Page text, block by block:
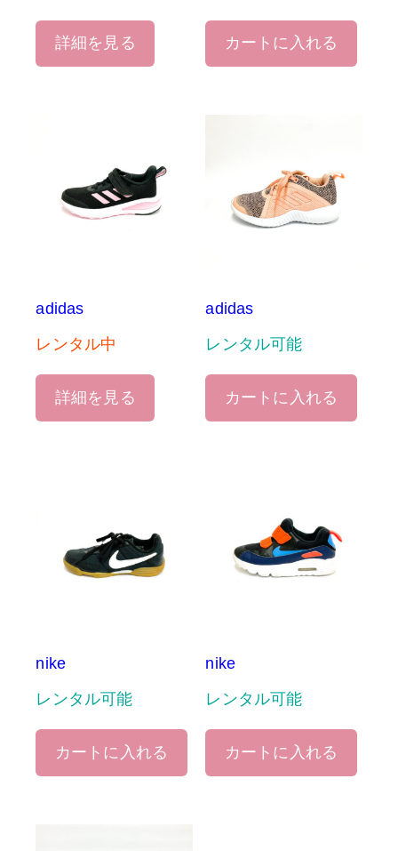
詳細を見る カートに入れる
adidas
レンタル中
詳細を見る
adidas
レンタル可能
カートに入れる
nike
レンタル可能
カートに入れる
nike
レンタル可能
カートに入れる